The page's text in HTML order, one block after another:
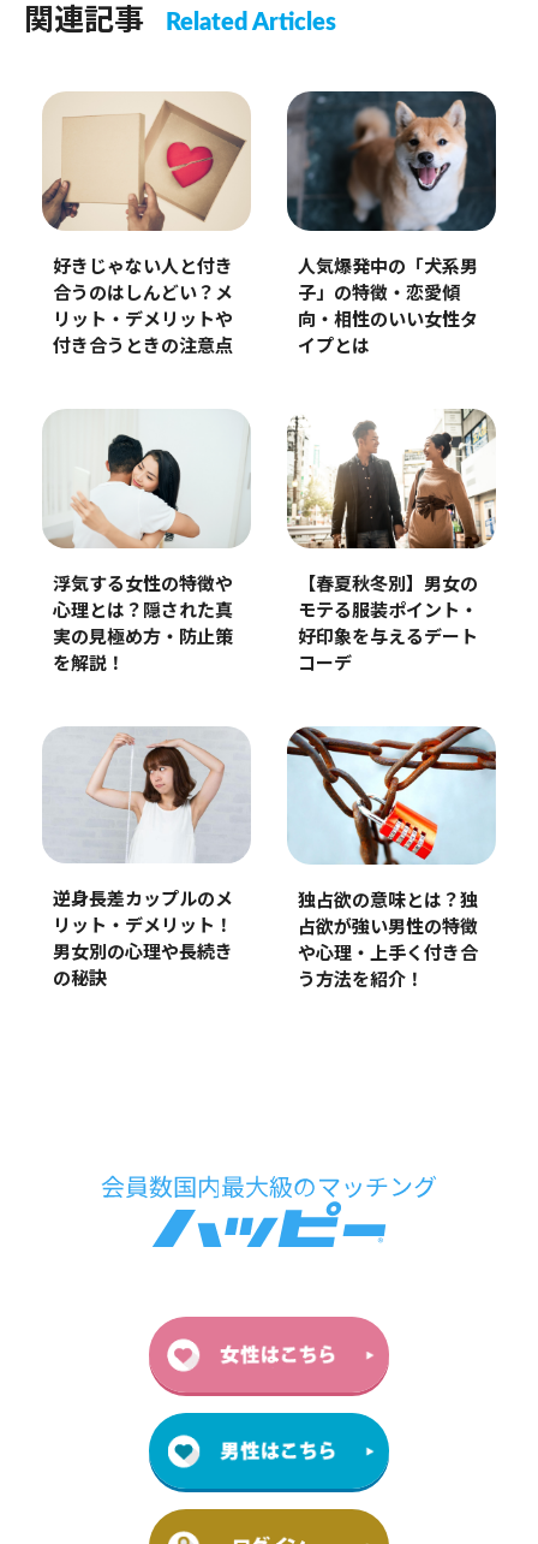
関連記事 Related Articles
好きじゃない人と付き
合うのはしんどい？メ
リット・デメリットや
付き合うときの注意点
人気爆発中の「犬系男
子」の特徴・恋愛傾
向・相性のいい女性タ
イプとは
浮気する女性の特徴や
心理とは？隠された真
実の見極め方・防止策
を解説！
【春夏秋冬別】男女の
モテる服装ポイント・
好印象を与えるデート
コーデ
逆身長差カップルのメ
リット・デメリット！
男女別の心理や長続き
の秘訣
独占欲の意味とは？独
占欲が強い男性の特徴
や心理・上手く付き合
う方法を紹介！